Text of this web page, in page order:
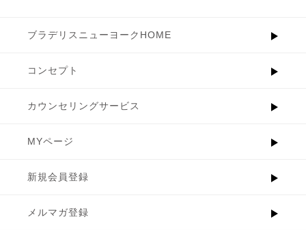
ブラデリスニューヨークHOME
コンセプト
カウンセリングサービス
MYページ
新規会員登録
メルマガ登録